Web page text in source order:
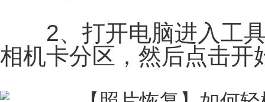
2、打开电脑进入工具
相机卡分区，然后点击开